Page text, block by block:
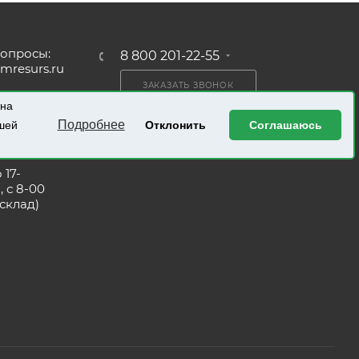
Подробнее Отклонить Соглашаюсь
с 8-00
8 800 201-22-55
ЗАКАЗАТЬ ЗВОНОК
ПОЛУЧИТЬ КАТАЛОГ